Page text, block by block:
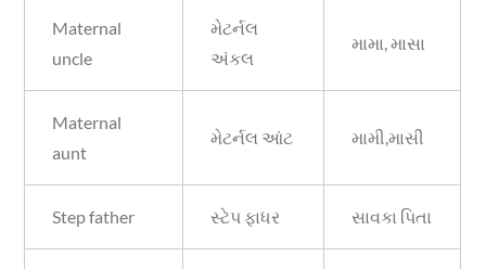
Maternal
uncle
મેટર્નલ
અંકલ
મામા, માસા
Maternal
aunt
મેટર્નલ આંટ મામી,માસી
Step father સ્ટેપ ફાધર સાવકા પિતા